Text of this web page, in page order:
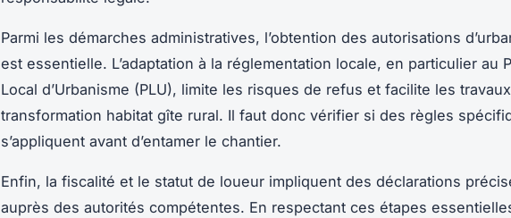
Parmi les démarches administratives, l’obtention des autorisations
est essentielle. L’adaptation à la réglementation locale, en particulier au
Local d’Urbanisme (PLU), limite les risques de refus et facilite les
transformation habitat gîte rural. Il faut donc vérifier si des règles
s’appliquent avant d’entamer le chantier.
Enfin, la fiscalité et le statut de loueur impliquent des déclarations
auprès des autorités compétentes. En respectant ces étapes